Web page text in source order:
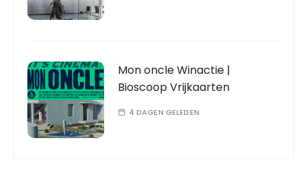
Mon oncle Winactie |
Bioscoop Vrijkaarten
4 DAGEN GELEDEN